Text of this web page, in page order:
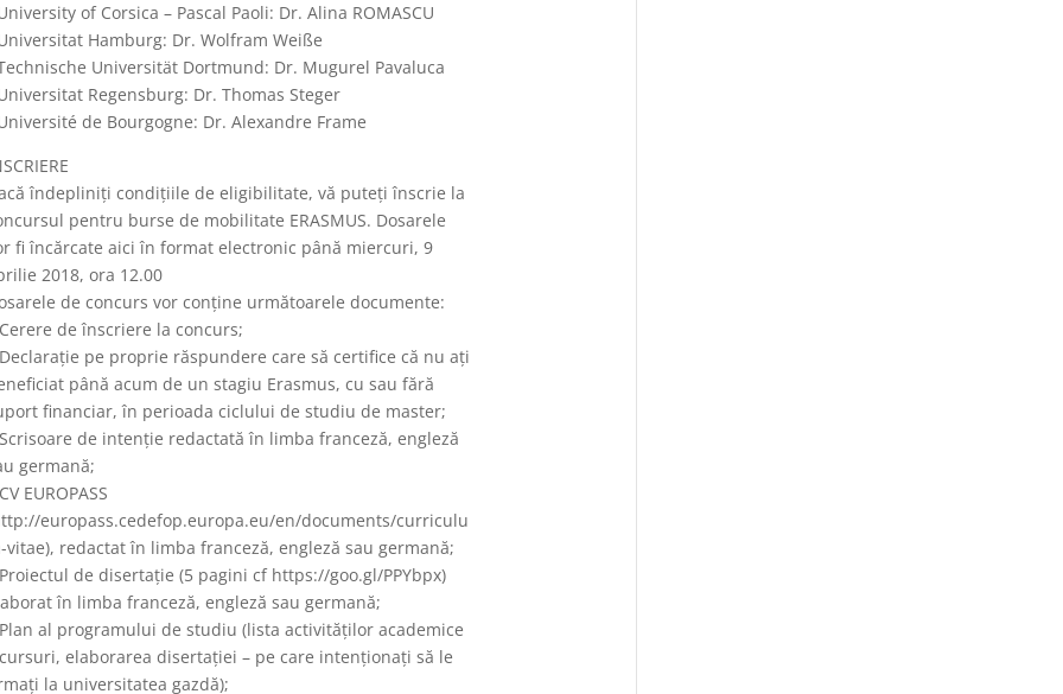
of Corsica – Pascal Paoli: Dr. Alina ROMASCU
Hamburg: Dr. Wolfram Weiße
Universität Dortmund: Dr. Mugurel Pavaluca
Regensburg: Dr. Thomas Steger
de Bourgogne: Dr. Alexandre Frame
îndepliniţi condiţiile de eligibilitate, vă puteţi înscrie la
pentru burse de mobilitate ERASMUS. Dosarele
fi încărcate aici în format electronic până miercuri, 9
2018, ora 12.00
de concurs vor conține următoarele documente:
de înscriere la concurs;
pe proprie răspundere care să certifice că nu ați
până acum de un stagiu Erasmus, cu sau fără
financiar, în perioada ciclului de studiu de master;
de intenţie redactată în limba franceză, engleză
germană;
EUROPASS
europass.cedefop.europa.eu/en/documents/curriculu
vitae), redactat în limba franceză, engleză sau germană;
de disertație (5 pagini cf https://goo.gl/PPYbpx)
în limba franceză, engleză sau germană;
al programului de studiu (lista activităților academice
elaborarea disertației – pe care intenționați să le
la universitatea gazdă);